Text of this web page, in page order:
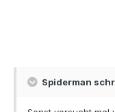
Spiderman